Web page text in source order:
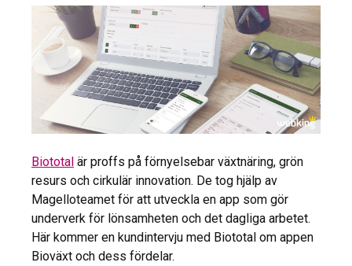
Biototal är proffs på förnyelsebar växtnäring, grön
resurs och cirkulär innovation. De tog hjälp av
Magelloteamet för att utveckla en app som gör
underverk för lönsamheten och det dagliga arbetet.
Här kommer en kundintervju med Biototal om appen
Bioväxt och dess fördelar.